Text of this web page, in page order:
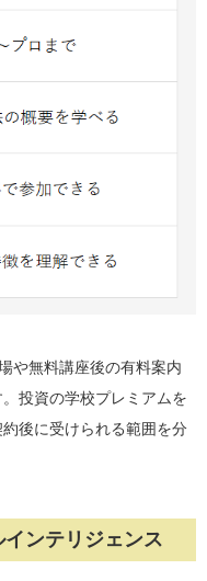
や無料講座後の有料案内
投資の学校プレミアムを
後に受けられる範囲を分
ンテリジェンス